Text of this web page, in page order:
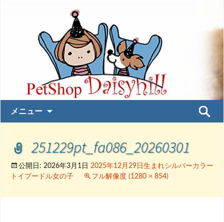
メニュー
ン
ツ
へ
ス
検
251229pt_fa086_20260301
公開日: 2026年3月1日 2025年12月29日生まれシルバーカラー
トイプードル女の子
フル解像度 (1280 × 854)